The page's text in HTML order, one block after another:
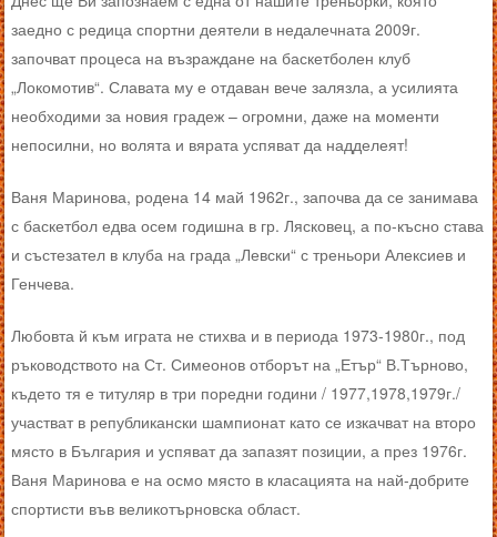
заедно с редица спортни деятели в недалечната 2009г.
започват процеса на възраждане на баскетболен клуб
„Локомотив“. Славата му е отдаван вече залязла, а усилията
необходими за новия градеж – огромни, даже на моменти
непосилни, но волята и вярата успяват да надделеят!
Ваня Маринова, родена 14 май 1962г., започва да се занимава
с баскетбол едва осем годишна в гр. Лясковец, а по-късно става
и състезател в клуба на града „Левски“ с треньори Алексиев и
Генчева.
Любовта й към играта не стихва и в периода 1973-1980г., под
ръководството на Ст. Симеонов отборът на „Етър“ В.Търново,
където тя е титуляр в три поредни години / 1977,1978,1979г./
участват в републикански шампионат като се изкачват на второ
място в България и успяват да запазят позиции, а през 1976г.
Ваня Маринова е на осмо място в класацията на най-добрите
спортисти във великотърновска област.